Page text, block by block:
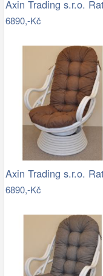
6890,-Kč
6890,-Kč